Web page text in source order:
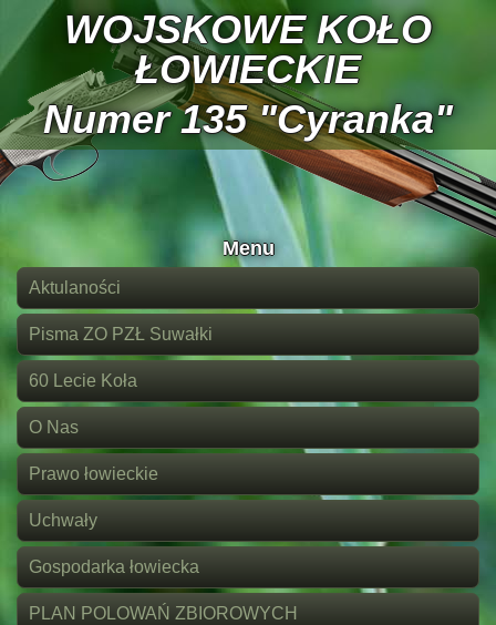
WOJSKOWE KOŁO
ŁOWIECKIE
Numer 135 "Cyranka"
Menu
Aktulaności
Pisma ZO PZŁ Suwałki
60 Lecie Koła
O Nas
Prawo łowieckie
Uchwały
Gospodarka łowiecka
PLAN POLOWAŃ ZBIOROWYCH